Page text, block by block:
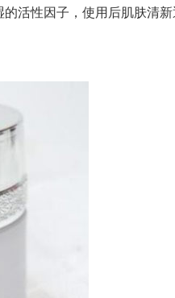
活性因子，使用后肌肤清新